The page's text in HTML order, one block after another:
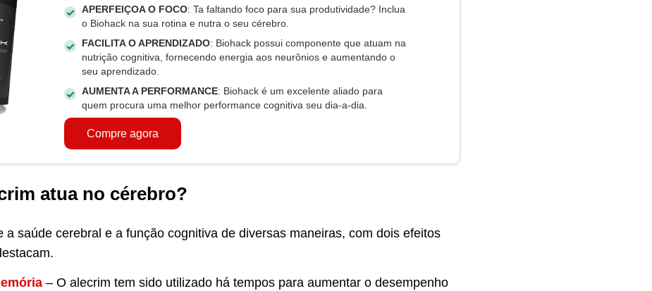
APERFEIÇOA O FOCO: Ta faltando foco para sua produtividade? Inclua
o Biohack na sua rotina e nutra o seu cérebro.
FACILITA O APRENDIZADO: Biohack possui componente que atuam na
nutrição cognitiva, fornecendo energia aos neurônios e aumentando o
seu aprendizado.
AUMENTA A PERFORMANCE: Biohack é um excelente aliado para
quem procura uma melhor performance cognitiva seu dia-a-dia.
Compre agora
atua no cérebro?
a saúde cerebral e a função cognitiva de diversas maneiras, com dois efeitos
– O alecrim tem sido utilizado há tempos para aumentar o desempenho